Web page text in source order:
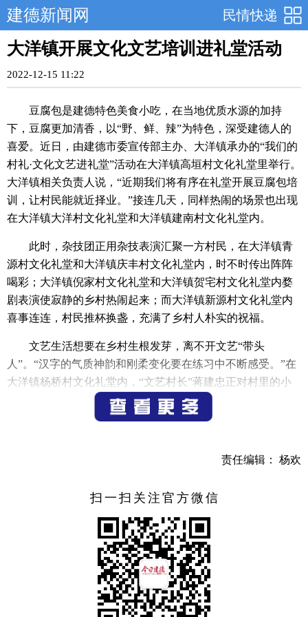
民情快递
建德新闻网
大洋镇开展文化文艺培训进礼堂活动
2022-12-15 11:22
豆腐包是建德特色美食小吃，在当地优质水源的加持
下，豆腐更加清香，以“野、鲜、辣”为特色，深受建德人的
喜爱。近日，由建德市委宣传部主办、大洋镇承办的“我们的
村礼·文化文艺进礼堂”活动在大洋镇高垣村文化礼堂里举行。
大洋镇相关负责人说，“近期我们将有序在礼堂开展豆腐包培
训，让村民能就近择业。”接连几天，同样热闹的场景也出现
在大洋镇大洋村文化礼堂和大洋镇建南村文化礼堂内。
此时，杂技团正用杂技表演汇聚一方村民，在大洋镇青
源村文化礼堂和大洋镇庆丰村文化礼堂内，时不时传出阵阵
喝彩；大洋镇倪家村文化礼堂和大洋镇贺宅村文化礼堂内婺
剧表演使寂静的乡村热闹起来；而大洋镇新源村文化礼堂内
喜事连连，村民推杯换盏，充满了乡村人朴实的祝福。
文艺生活想要在乡村生根发芽，离不开文艺“带头
人”。“汉字的气质神韵和刚柔变化要在练习中不断感受。”在
大洋镇杨桥村文化礼堂内，“文艺村长”蒋建忠正对村里的小
朋友们进行书法练习指导；在大洋镇里黄村文化礼堂外，“文
艺村长”汪忠良正手把手指导太极拳爱好者调整动作姿态。在
责任编辑： 杨欢
扫一扫关注官方微信